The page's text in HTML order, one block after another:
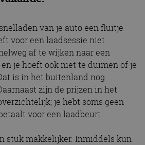
van je auto een fluitje
voor een laadsessie niet
af te wijken naar een
je hoeft ook niet te duimen of je
is in het buitenland nog
zijn de prijzen in het
je hebt soms geen
voor een laadbeurt.
stuk makkelijker. Inmiddels kun